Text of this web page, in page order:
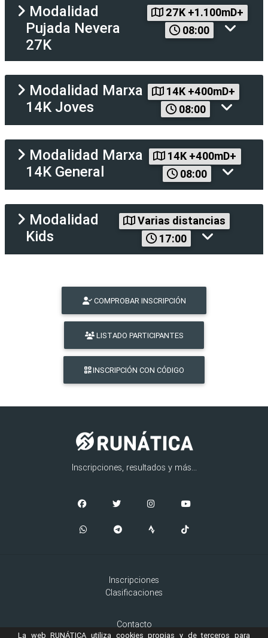
Modalidad
Pujada Nevera
27K
27K +1.100mD+
08:00
Modalidad Marxa
14K Joves
14K +400mD+
08:00
Modalidad Marxa
14K General
14K +400mD+
08:00
Modalidad
Kids
Varias distancias
17:00
COMPROBAR INSCRIPCIÓN
LISTADO PARTICIPANTES
INSCRIPCIÓN CON CÓDIGO
Inscripciones, resultados y más...
Inscripciones
Clasificaciones
Contacto
La web RUNÁTICA utiliza cookies propias y de terceros para